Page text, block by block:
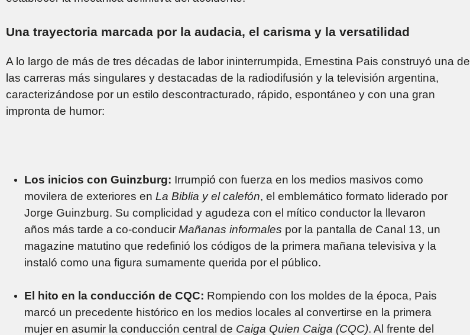
Una trayectoria marcada por la audacia, el carisma y la versatilidad
A lo largo de más de tres décadas de labor ininterrumpida, Ernestina Pais construyó una de
las carreras más singulares y destacadas de la radiodifusión y la televisión argentina,
caracterizándose por un estilo descontracturado, rápido, espontáneo y con una gran
impronta de humor:
Los inicios con Guinzburg: Irrumpió con fuerza en los medios masivos como
movilera de exteriores en La Biblia y el calefón, el emblemático formato liderado por
Jorge Guinzburg. Su complicidad y agudeza con el mítico conductor la llevaron
años más tarde a co-conducir Mañanas informales por la pantalla de Canal 13, un
magazine matutino que redefinió los códigos de la primera mañana televisiva y la
instaló como una figura sumamente querida por el público.
El hito en la conducción de CQC: Rompiendo con los moldes de la época, Pais
marcó un precedente histórico en los medios locales al convertirse en la primera
mujer en asumir la conducción central de Caiga Quien Caiga (CQC). Al frente del